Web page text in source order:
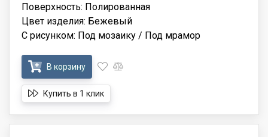
Поверхность: Полированная
Цвет изделия: Бежевый
С рисунком: Под мозаику / Под мрамор
В корзину
Купить в 1 клик